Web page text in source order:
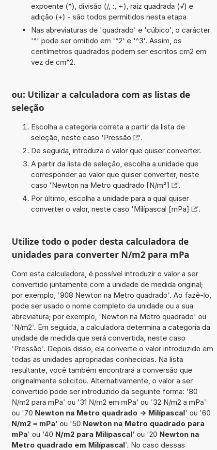
expoente (^), divisão (/, :, ÷), raiz quadrada (√) e
adição (+) - são todos permitidos nesta etapa
Nas abreviaturas de 'quadrado' e 'cúbico', o carácter
'^' pode ser omitido em '^2' e '^3'. Assim, os
centímetros quadrados podem ser escritos cm2 em
vez de cm^2.
ou: Utilizar a calculadora com as listas de
seleção
Escolha a categoria correta a partir da lista de
seleção, neste caso 'Pressão
'.
De seguida, introduza o valor que quiser converter.
A partir da lista de seleção, escolha a unidade que
corresponder ao valor que quiser converter, neste
caso 'Newton na Metro quadrado [N/m²]
'.
Por último, escolha a unidade para a qual quiser
converter o valor, neste caso 'Milípascal [mPa] '.
Utilize todo o poder desta calculadora de
unidades para converter N/m2 para mPa
Com esta calculadora, é possível introduzir o valor a ser
convertido juntamente com a unidade de medida original;
por exemplo, '908 Newton na Metro quadrado'. Ao fazê-lo,
pode ser usado o nome completo da unidade ou a sua
abreviatura; por exemplo, 'Newton na Metro quadrado' ou
'N/m2'. Em seguida, a calculadora determina a categoria da
unidade de medida que será convertida, neste caso
'Pressão'. Depois disso, ela converte o valor introduzido em
todas as unidades apropriadas conhecidas. Na lista
resultante, você também encontrará a conversão que
originalmente solicitou. Alternativamente, o valor a ser
convertido pode ser introduzido da seguinte forma: '80
N/m2 para mPa' ou '31 N/m2 em mPa' ou '32 N/m2 a mPa'
ou '70 Newton na Metro quadrado -> Milípascal' ou '60
N/m2 = mPa' ou '50 Newton na Metro quadrado para
mPa' ou '40 N/m2 para Milípascal' ou '20 Newton na
Metro quadrado em Milípascal'. No caso dessas